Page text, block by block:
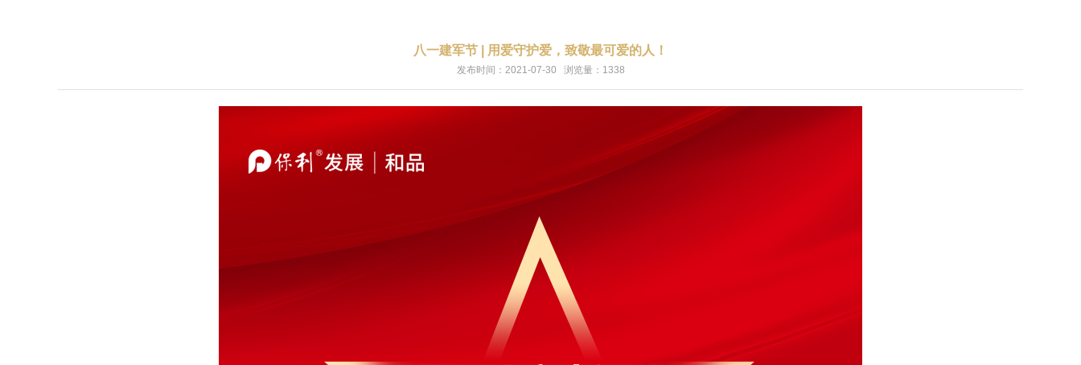
八一建军节 | 用爱守护爱，致敬最可爱的人！
发布时间：2021-07-30 浏览量：1338